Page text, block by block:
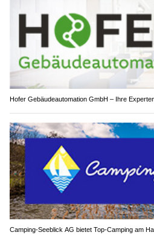
Hofer Gebäudeautomation GmbH – Ihre
Camping-Seeblick AG bietet Top-Camping am